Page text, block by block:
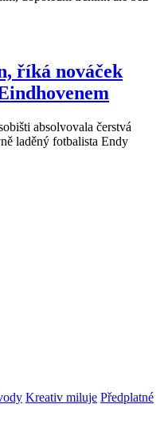
říká nováček
absolvovala čerstvá
laděný fotbalista Endy
Kreativ miluje Předplatné